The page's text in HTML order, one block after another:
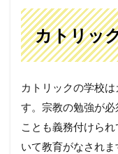
カトリッ
カトリックの学校
す。宗教の勉強が
ことも義務付けら
いて教育がなされ